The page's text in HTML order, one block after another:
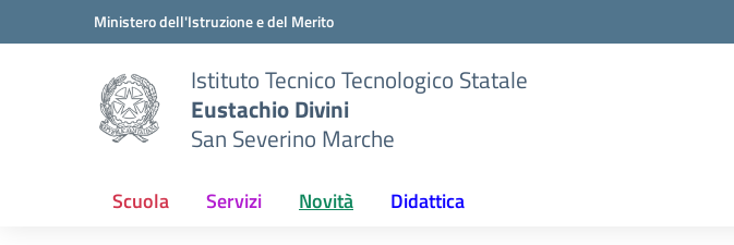
Vai ai contenuti
Vai al menu di navigazioneMinistero dell'Istruzione e del Merito
Istituto Tecnico Tecnologico Statale
Eustachio Divini
San Severino Marche
Scuola Servizi Novità Didattica